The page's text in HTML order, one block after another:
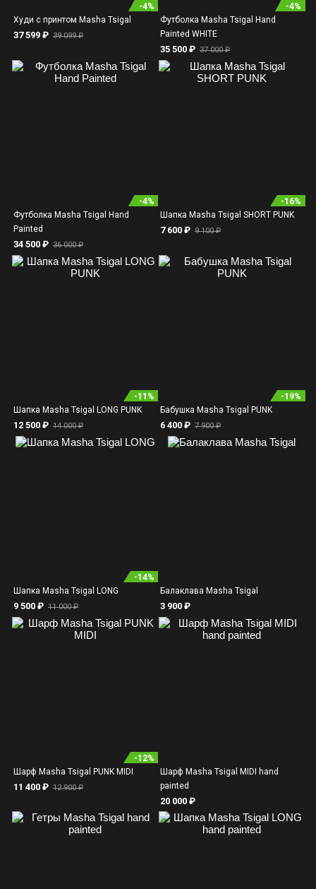
-4%
Худи с принтом Masha Tsigal
37 599 ₽ 39 099 ₽
-4%
Футболка Masha Tsigal Hand
Painted WHITE
35 500 ₽ 37 000 ₽
-4%
Футболка Masha Tsigal Hand
Painted
34 500 ₽ 36 000 ₽
-16%
Шапка Masha Tsigal SHORT PUNK
7 600 ₽ 9 100 ₽
-11 %
Шапка Masha Tsigal LONG PUNK
12 500 ₽ 14 000 ₽
-19%
Бабушка Masha Tsigal PUNK
6 400 ₽ 7 900 ₽
-14%
Шапка Masha Tsigal LONG
9 500 ₽ 11 000 ₽
Балаклава Masha Tsigal
3 900 ₽
-12%
Шарф Masha Tsigal PUNK MIDI
11 400 ₽ 12 900 ₽
Шарф Masha Tsigal MIDI hand
painted
20 000 ₽